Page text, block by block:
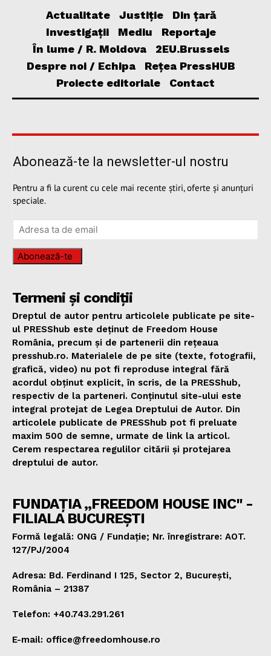
Actualitate Justiție
Din țară
Investigații
Mediu
Reportaje
În lume / R. Moldova
2EU.Brussels
Despre noi / Echipa
Rețea PressHUB
Proiecte editoriale
Contact
Abonează-te la newsletter-ul nostru
Pentru a fi la curent cu cele mai recente știri, oferte și anunțuri
speciale.
Abonează-te
Termeni și condiții
Dreptul de autor pentru articolele publicate pe site-
ul PRESShub este deținut de Freedom House
România, precum și de partenerii din rețeaua
presshub.ro. Materialele de pe site (texte, fotografii,
grafică, video) nu pot fi reproduse integral fără
acordul obținut explicit, în scris, de la PRESShub,
respectiv de la parteneri. Conținutul site-ului este
integral protejat de Legea Dreptului de Autor. Din
articolele publicate de PRESShub pot fi preluate
maxim 500 de semne, urmate de link la articol.
Cerem respectarea regulilor citării și protejarea
dreptului de autor.
FUNDAȚIA „FREEDOM HOUSE INC" -
FILIALA BUCUREȘTI
Formă legală: ONG / Fundație; Nr. înregistrare: AOT.
127/PJ/2004
Adresa: Bd. Ferdinand I 125, Sector 2, București,
România – 21387
Telefon: +40.743.291.261
E-mail: office@freedomhouse.ro